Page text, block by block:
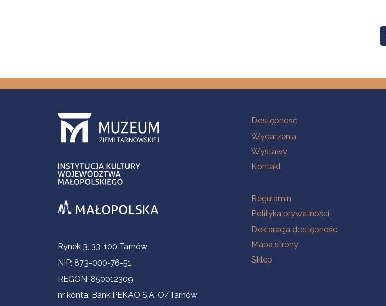
Informacje kontaktowe
Rynek 3, 33-100 Tarnów
NIP: 873-000-76-51
REGON: 850012309
nr konta: Bank PEKAO S.A. O/Tarnów
Na skróty
Dostępność
Wydarzenia
Wystawy
Kontakt
Na skróty
Regulamin
Polityka prywatności
Deklaracja dostępności
Mapa strony
Sklep